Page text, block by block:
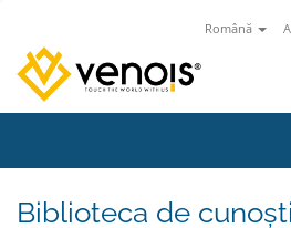
Română
Biblioteca de